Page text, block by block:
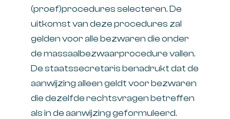
(proef)procedures selecteren. De
uitkomst van deze procedures zal
gelden voor alle bezwaren die onder
de massaalbezwaarprocedure vallen.
De staatssecretaris benadrukt dat de
aanwijzing alleen geldt voor bezwaren
die dezelfde rechtsvragen betreffen
als in de aanwijzing geformuleerd.